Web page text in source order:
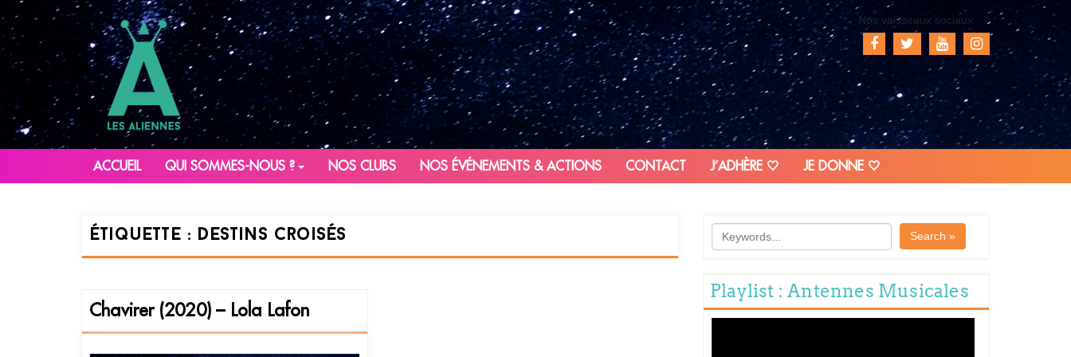
Nos vaisseaux sociaux
ACCUEIL QUI SOMMES-NOUS ? NOS CLUBS NOS ÉVÉNEMENTS & ACTIONS CONTACT J’ADHÈRE 🤍 JE DONNE 🤍
Étiquette : destins croisés
Chavirer (2020) – Lola Lafon
Search »
Playlist : Antennes Musicales